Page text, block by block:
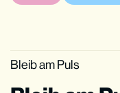
Bleib am Puls